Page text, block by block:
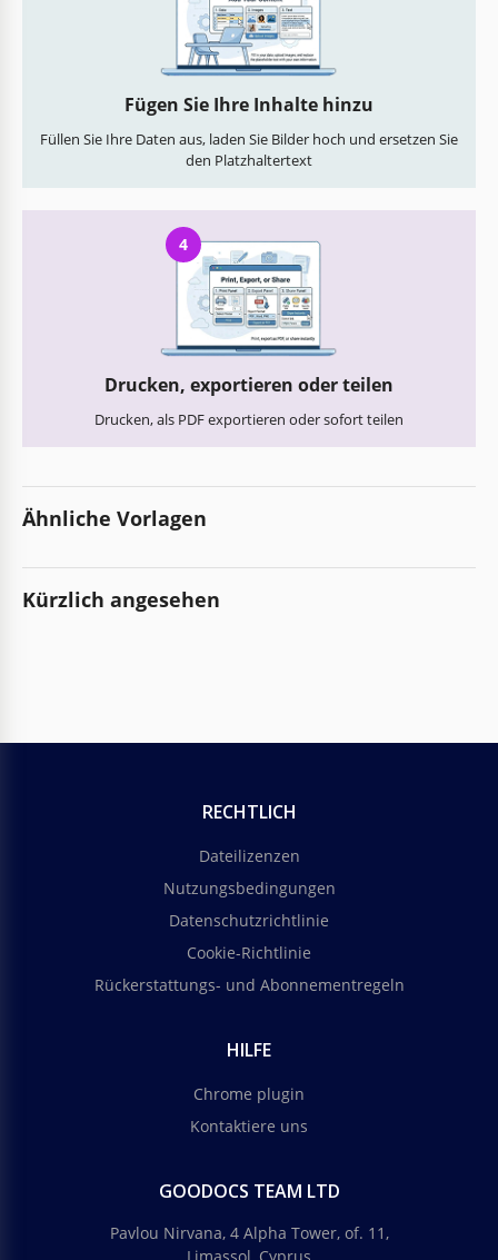
Fügen Sie Ihre Inhalte hinzu
Füllen Sie Ihre Daten aus, laden Sie Bilder hoch und ersetzen Sie
den Platzhaltertext
4
Drucken, exportieren oder teilen
Drucken, als PDF exportieren oder sofort teilen
Ähnliche Vorlagen
Kürzlich angesehen
RECHTLICH
Dateilizenzen
Nutzungsbedingungen
Datenschutzrichtlinie
Cookie-Richtlinie
Rückerstattungs- und Abonnementregeln
HILFE
Chrome plugin
Kontaktiere uns
GOODOCS TEAM LTD
Pavlou Nirvana, 4 Alpha Tower, of. 11,